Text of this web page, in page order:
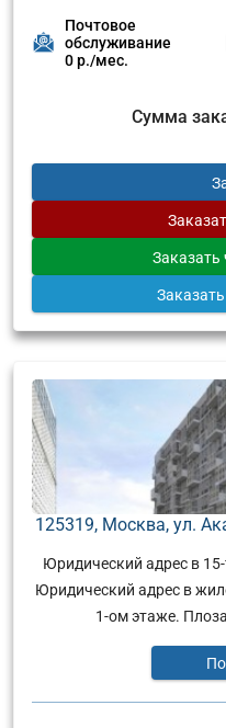
Почтовое
обслуживание
0 р./мес.
Сумма
Заказать
Заказать
125319, Москва, ул.
Юридический адрес в
Юридический адрес в
1-ом этаже.